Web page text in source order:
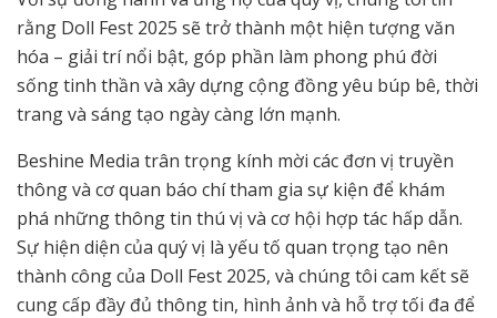
rằng Doll Fest 2025 sẽ trở thành một hiện tượng văn
hóa – giải trí nổi bật, góp phần làm phong phú đời
sống tinh thần và xây dựng cộng đồng yêu búp bê, thời
trang và sáng tạo ngày càng lớn mạnh.
Beshine Media trân trọng kính mời các đơn vị truyền
thông và cơ quan báo chí tham gia sự kiện để khám
phá những thông tin thú vị và cơ hội hợp tác hấp dẫn.
Sự hiện diện của quý vị là yếu tố quan trọng tạo nên
thành công của Doll Fest 2025, và chúng tôi cam kết sẽ
cung cấp đầy đủ thông tin, hình ảnh và hỗ trợ tối đa để